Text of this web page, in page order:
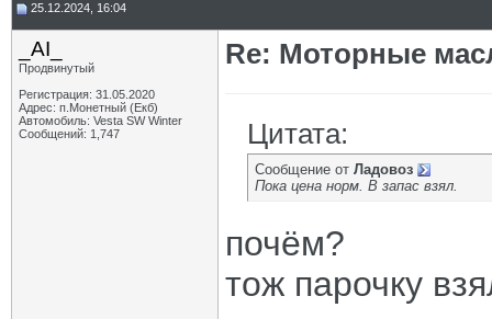
25.12.2024, 16:04
_AI_
Продвинутый
Регистрация: 31.05.2020
Адрес: п.Монетный (Екб)
Автомобиль: Vesta SW Winter
Сообщений: 1,747
Re: Моторные
Цитата:
Сообщение от Ладовоз
Пока цена норм. В запас взял.
почём?
тож парочку